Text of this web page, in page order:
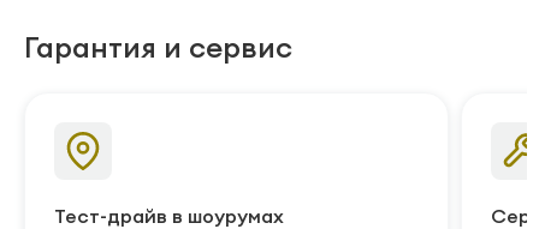
Гарантия и сервис
Тест-драйв в шоурумах